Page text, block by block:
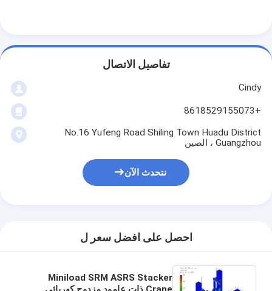
حولنا
تفاصيل الاتصال
Cindy
+8618529155073
No.16 Yufeng Road Shiling Town Huadu District
Guangzhou ، الصين
نتحدث الآن
احصل على افضل سعر ل
Miniload SRM ASRS Stacker